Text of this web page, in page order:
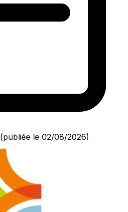
(publiée le 02/08/2026)